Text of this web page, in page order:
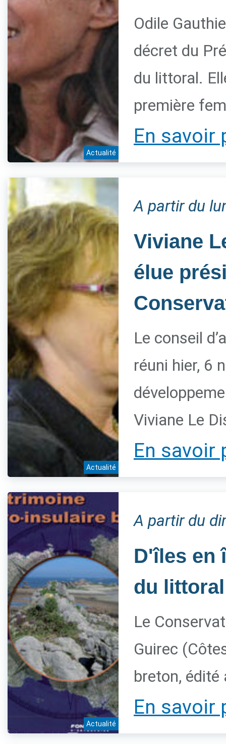
Actualité
Odile
décret du
du littoral.
première
En savoir
Actualité
A partir du
Viviane
élue
Le conseil
réuni hier, 6
Viviane Le
En savoir
Actualité
A partir du
D'îles en
du
Le
Guirec
breton, édité
En savoir